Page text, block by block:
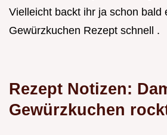
Vielleicht backt ihr ja schon bald
Gewürzkuchen Rezept schnell .
Rezept Notizen:
Gewürzkuchen